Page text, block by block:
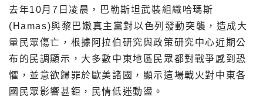
去年10月7日凌晨，巴勒斯坦武裝組織哈瑪斯
(Hamas)與黎巴嫩真主黨對以色列發動突襲，造成大
量民眾傷亡，根據阿拉伯研究與政策研究中心近期公
布的民調顯示，大多數中東地區民眾都對戰爭感到恐
懼，並意欲歸罪於歐美諸國，顯示這場戰火對中東各
國民眾影響甚鉅，民情低迷動盪。